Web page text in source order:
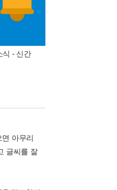
식 - 신간
아무리
글씨를 잘